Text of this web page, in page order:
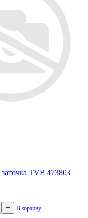
TVB 473803
+ В корзину